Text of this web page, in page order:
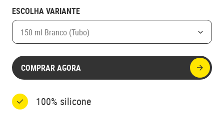
ESCOLHA VARIANTE
150 ml Branco (Tubo)
COMPRAR AGORA
100% silicone